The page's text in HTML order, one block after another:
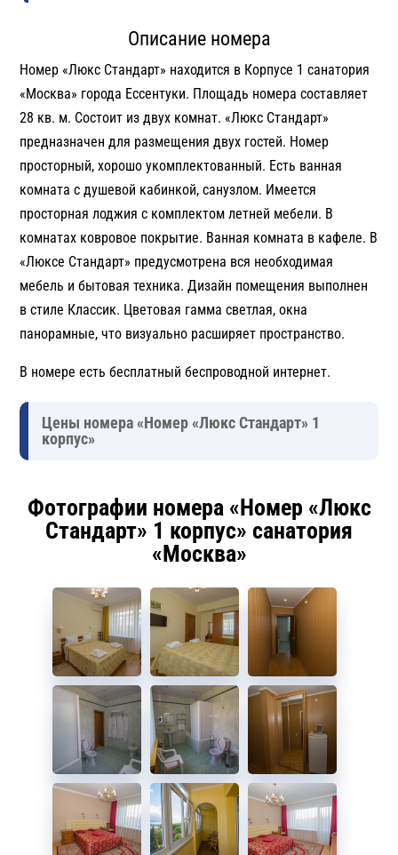
Описание номера
Номер «Люкс Стандарт» находится в Корпусе 1 санатория
«Москва» города Ессентуки. Площадь номера составляет
28 кв. м. Состоит из двух комнат. «Люкс Стандарт»
предназначен для размещения двух гостей. Номер
просторный, хорошо укомплектованный. Есть ванная
комната с душевой кабинкой, санузлом. Имеется
просторная лоджия с комплектом летней мебели. В
комнатах ковровое покрытие. Ванная комната в кафеле. В
«Люксе Стандарт» предусмотрена вся необходимая
мебель и бытовая техника. Дизайн помещения выполнен
в стиле Классик. Цветовая гамма светлая, окна
панорамные, что визуально расширяет пространство.
В номере есть бесплатный беспроводной интернет.
Цены номера «Номер «Люкс Стандарт» 1
корпус»
Фотографии номера «Номер «Люкс
Стандарт» 1 корпус» санатория
«Москва»